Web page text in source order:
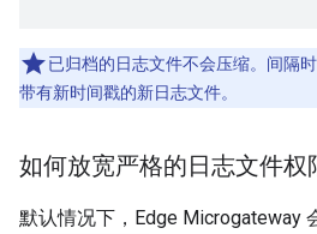
已归档的日志文件不会压缩。间隔
带有新时间戳的新日志文件。
如何放宽严格的日志文件权
默认情况下，Edge Microgateway